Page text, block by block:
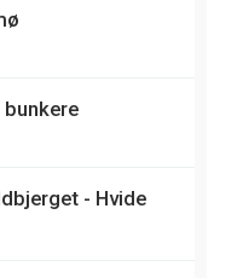
bunkere
- Hvide